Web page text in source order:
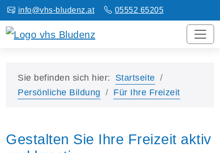
info@vhs-bludenz.at 05552 65205
Sie befinden sich hier:
Startseite
Persönliche Bildung
Für Ihre Freizeit
Gestalten Sie Ihre Freizeit aktiv